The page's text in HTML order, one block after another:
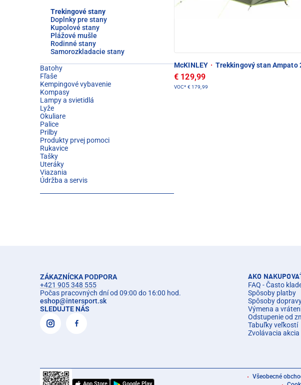
Trekingové stany
Doplnky pre stany
Kupolové stany
Plážové mušle
Rodinné stany
Samorozkladacie stany
Batohy
Fľaše
Kempingové vybavenie
Kompasy
Lampy a svietidlá
Lyže
Okuliare
Palice
Prilby
Produkty prvej pomoci
Rukavice
Tašky
Uteráky
Viazania
Údržba a servis
McKINLEY · Trekkingový stan Ampato
€ 129,99
VOC* € 179,99
ZÁKAZNÍCKA PODPORA
+421 905 348 555
Počas pracovných dní od 09:00 do 16:00 hod.
eshop@intersport.sk
SLEDUJTE NÁS
AKO
FAQ - Často
Spôsoby platby
Spôsoby
Výmena a
Odstupenie od
Tabuľky veľkostí
Zvolávacia akcia
App Store Google Play
Všeobecné